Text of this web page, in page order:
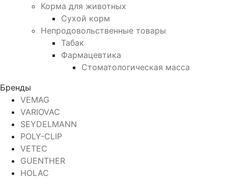
Корма для животных
Сухой корм
Непродовольственные товары
Табак
Фармацевтика
Стоматологическая масса
Бренды
VEMAG
VARIOVAC
SEYDELMANN
POLY-CLIP
VETEC
GUENTHER
HOLAC